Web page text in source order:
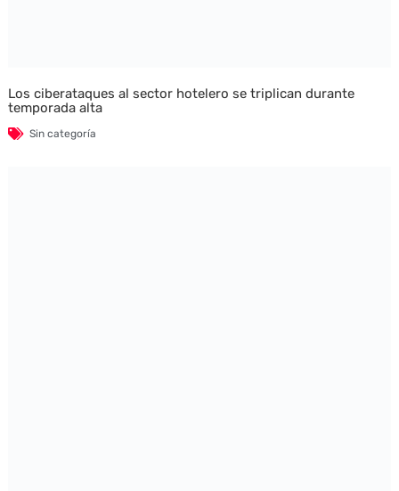
Los ciberataques al sector hotelero se triplican durante
temporada alta
Sin categoría